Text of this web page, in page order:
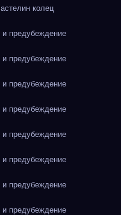
колец
предубеждение
предубеждение
предубеждение
предубеждение
предубеждение
предубеждение
предубеждение
предубеждение